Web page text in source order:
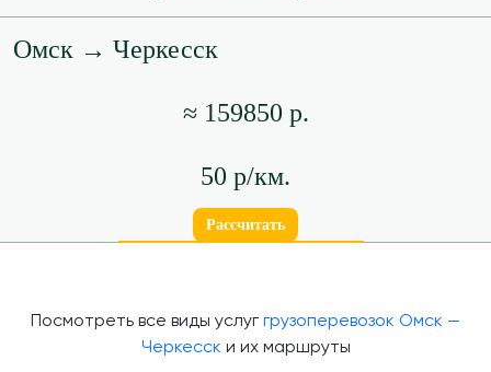
Омск → Черкесск
≈ 159850 р.
50 р/км.
Рассчитать
Посмотреть все виды услуг грузоперевозок Омск —
Черкесск и их маршруты